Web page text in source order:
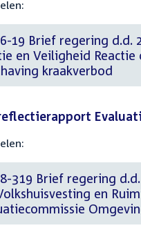
19 Brief regering d.d.
en Veiligheid
kraakverbod
319 Brief regering
en